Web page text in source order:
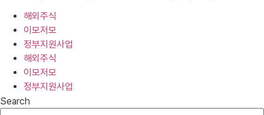
해외주식
이모저모
정부지원사업
해외주식
이모저모
정부지원사업
Search